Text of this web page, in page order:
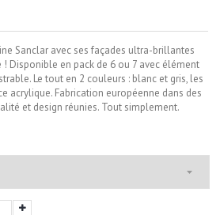
Sanclar avec ses façades ultra-brillantes
Disponible en pack de 6 ou 7 avec élément
Le tout en 2 couleurs : blanc et gris, les
acrylique. Fabrication européenne dans des
et design réunies. Tout simplement.